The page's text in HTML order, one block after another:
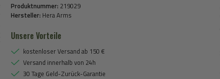
Produktnummer: 219029
Hersteller: Hera Arms
Unsere Vorteile
kostenloser Versand ab 150 €
Versand innerhalb von 24h
30 Tage Geld-Zurück-Garantie